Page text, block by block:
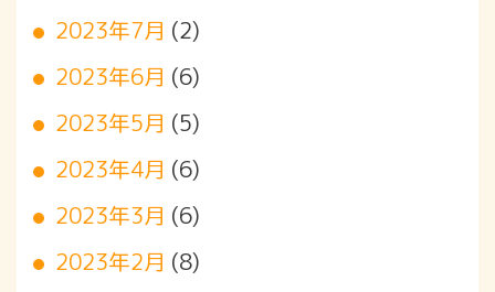
2023年7月 (2)
2023年6月 (6)
2023年5月 (5)
2023年4月 (6)
2023年3月 (6)
2023年2月 (8)